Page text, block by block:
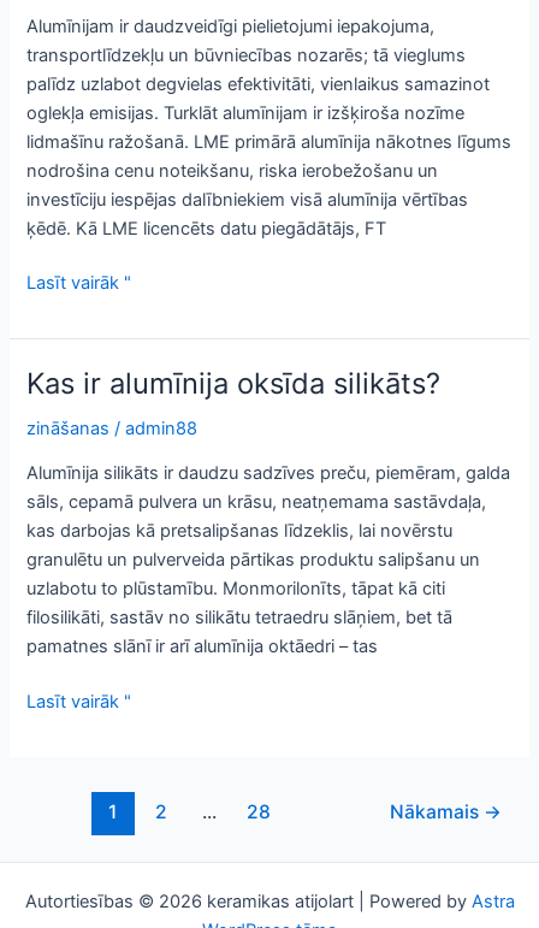
Alumīnijam ir daudzveidīgi pielietojumi iepakojuma,
transportlīdzekļu un būvniecības nozarēs; tā vieglums
palīdz uzlabot degvielas efektivitāti, vienlaikus samazinot
oglekļa emisijas. Turklāt alumīnijam ir izšķiroša nozīme
lidmašīnu ražošanā. LME primārā alumīnija nākotnes līgums
nodrošina cenu noteikšanu, riska ierobežošanu un
investīciju iespējas dalībniekiem visā alumīnija vērtības
ķēdē. Kā LME licencēts datu piegādātājs, FT
Alumīnija
pielietojums
Lasīt vairāk "
Kas ir alumīnija oksīda silikāts?
zināšanas /admin88
Alumīnija silikāts ir daudzu sadzīves preču, piemēram, galda
sāls, cepamā pulvera un krāsu, neatņemama sastāvdaļa,
kas darbojas kā pretsalipšanas līdzeklis, lai novērstu
granulētu un pulverveida pārtikas produktu salipšanu un
uzlabotu to plūstamību. Monmorilonīts, tāpat kā citi
filosilikāti, sastāv no silikātu tetraedru slāņiem, bet tā
pamatnes slānī ir arī alumīnija oktāedri – tas
Kas
Lasīt vairāk "
numerācija
pēc
lappusēm
1 2 ... 28 Nākamais →
Autortiesības © 2026 keramikas atijolart | Powered by Astra